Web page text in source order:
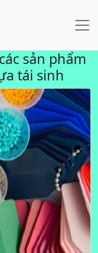
sản phẩm
tái sinh